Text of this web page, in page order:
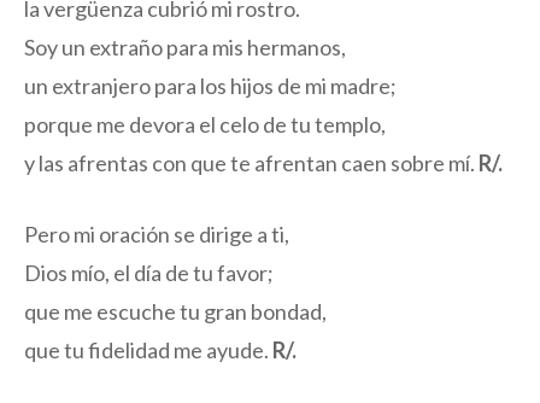
la vergüenza cubrió mi rostro.
Soy un extraño para mis hermanos,
un extranjero para los hijos de mi madre;
porque me devora el celo de tu templo,
y las afrentas con que te afrentan caen sobre mí. R/.
Pero mi oración se dirige a ti,
Dios mío, el día de tu favor;
que me escuche tu gran bondad,
que tu fidelidad me ayude. R/.